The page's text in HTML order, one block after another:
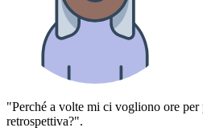
"Perché a volte mi ci vogliono ore per
retrospettiva?".